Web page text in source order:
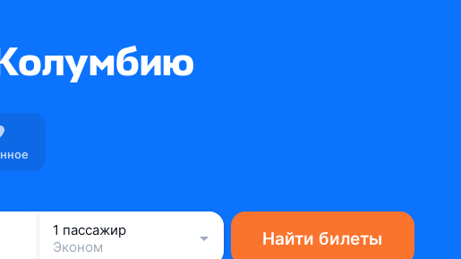
1 пассажир
Эконом
Найти билеты